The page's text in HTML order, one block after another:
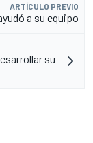
ARTÍCULO PREVIO
a su equipo
su